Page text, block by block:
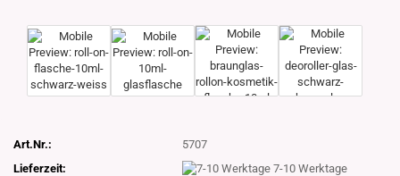
Art.Nr.:
5707
Lieferzeit:
7-10 Werktage